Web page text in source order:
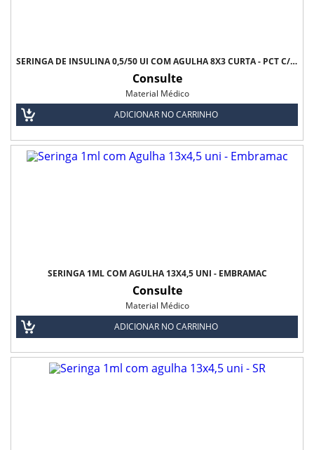
SERINGA DE INSULINA 0,5/50 UI COM AGULHA 8X3 CURTA - PCT C/10 - ULTRA-FINE BD
Consulte
Material Médico
ADICIONAR NO CARRINHO
SERINGA 1ML COM AGULHA 13X4,5 UNI - EMBRAMAC
Consulte
Material Médico
ADICIONAR NO CARRINHO